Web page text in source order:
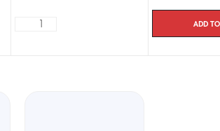
Add